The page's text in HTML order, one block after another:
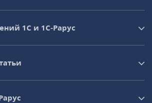
1С и 1С‑Рарус